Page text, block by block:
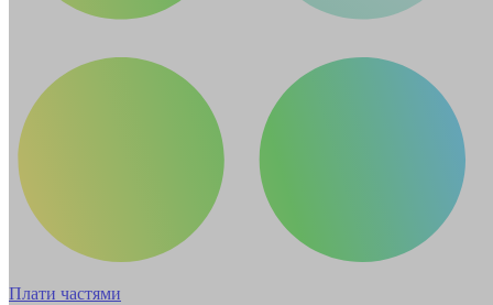
Плати частями